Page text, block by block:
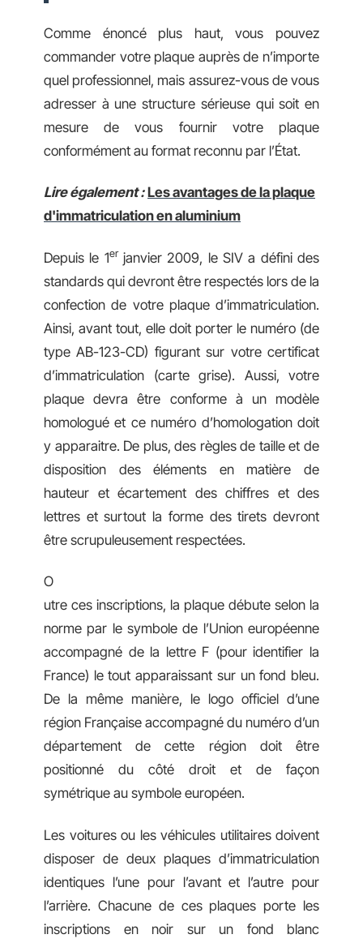
Comme énoncé plus haut, vous pouvez
commander votre plaque auprès de n’importe
quel professionnel, mais assurez-vous de vous
adresser à une structure sérieuse qui soit en
mesure de vous fournir votre plaque
conformément au format reconnu par l’État.
Lire également : Les avantages de la plaque
d'immatriculation en aluminium
Depuis le 1erjanvier 2009, le SIV a défini des
standards qui devront être respectés lors de la
confection de votre plaque d’immatriculation.
Ainsi, avant tout, elle doit porter le numéro (de
type AB-123-CD) figurant sur votre certificat
d’immatriculation (carte grise). Aussi, votre
plaque devra être conforme à un modèle
homologué et ce numéro d’homologation doit
y apparaitre. De plus, des règles de taille et de
disposition des éléments en matière de
hauteur et écartement des chiffres et des
lettres et surtout la forme des tirets devront
être scrupuleusement respectées.
O
utre ces inscriptions, la plaque débute selon la
norme par le symbole de l’Union européenne
accompagné de la lettre F (pour identifier la
France) le tout apparaissant sur un fond bleu.
De la même manière, le logo officiel d’une
région Française accompagné du numéro d’un
département de cette région doit être
positionné du côté droit et de façon
symétrique au symbole européen.
Les voitures ou les véhicules utilitaires doivent
disposer de deux plaques d’immatriculation
identiques l’une pour l’avant et l’autre pour
l’arrière. Chacune de ces plaques porte les
inscriptions en noir sur un fond blanc